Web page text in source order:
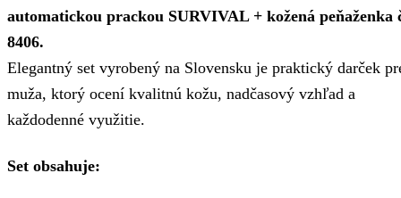
automatickou prackou SURVIVAL + kožená peňaženka
8406.
Elegantný set vyrobený na Slovensku je praktický darček
muža, ktorý ocení kvalitnú kožu, nadčasový vzhľad a
každodenné využitie.
Set obsahuje: